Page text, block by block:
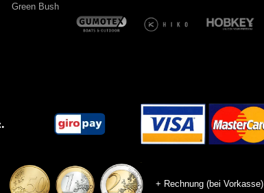
Green Bush
+ Rechnung (bei Vorkasse)